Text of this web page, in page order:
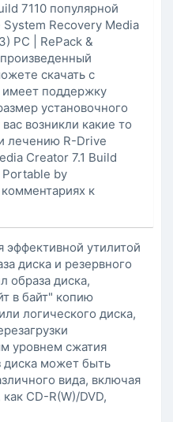
7110 популярной
Recovery Media
PC | RePack &
скачать с
поддержку
установочного
возникли какие то
лечению R-Drive
Creator 7.1 Build
Portable by
к
эффективной утилитой
диска и резервного
образа диска,
в байт" копию
логического диска,
уровнем сжатия
диска может быть
вида, включая
CD-R(W)/DVD,